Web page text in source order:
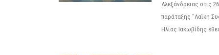
Αλεξάνδρειας στις
παράταξης "Λαϊκη
Ηλίας Ιακωβίδης